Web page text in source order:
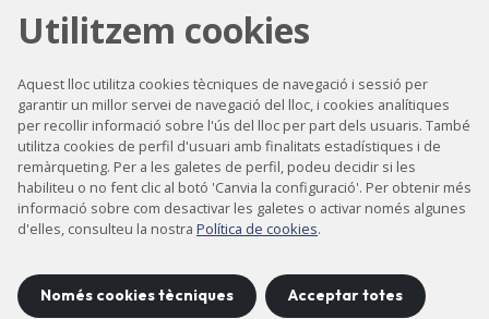
Accessibilitat
Contacte
Avís legal
Política de privacitat
Política de cookies
Mapa del lloc
Utilitzem cookies
Aquest lloc utilitza cookies tècniques de navegació i sessió per
garantir un millor servei de navegació del lloc, i cookies analítiques
per recollir informació sobre l'ús del lloc per part dels usuaris. També
utilitza cookies de perfil d'usuari amb finalitats estadístiques i de
remàrqueting. Per a les galetes de perfil, podeu decidir si les
habiliteu o no fent clic al botó 'Canvia la configuració'. Per obtenir més
informació sobre com desactivar les galetes o activar només algunes
d'elles, consulteu la nostra Política de cookies.
Només cookies tècniques Acceptar totes